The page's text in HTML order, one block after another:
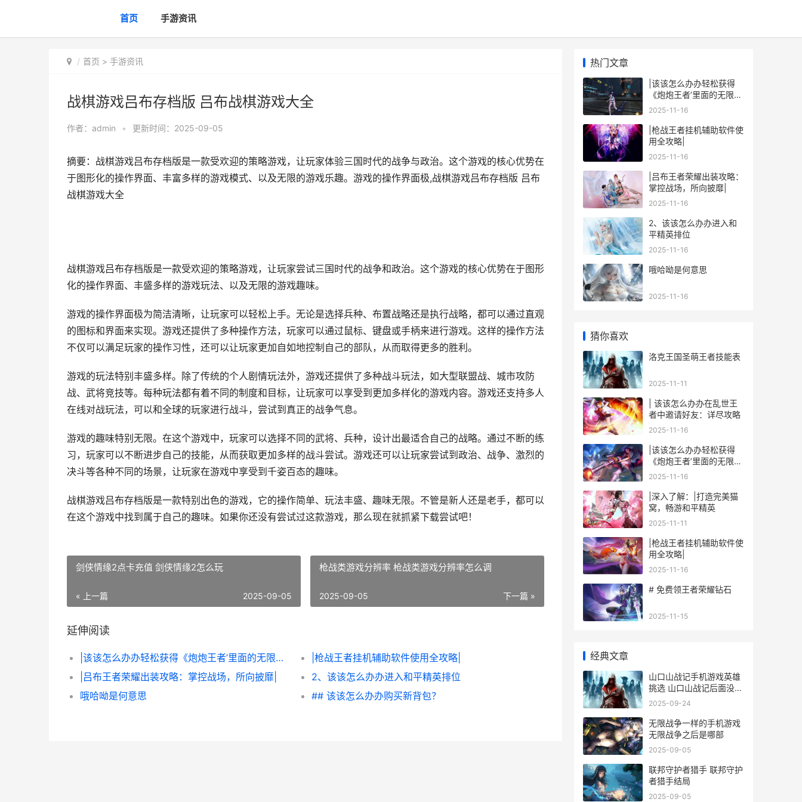
首页 手游资讯
首页 > 手游资讯
战棋游戏吕布存档版 吕布战棋游戏大全
作者： admin • 更新时间：2025-09-05
摘要：战棋游戏吕布存档版是一款受欢迎的策略游戏，让玩家体验三国时代的战争与政治。这个游戏的核心优势在
于图形化的操作界面、丰富多样的游戏模式、以及无限的游戏乐趣。游戏的操作界面极,战棋游戏吕布存档版 吕布
战棋游戏大全
战棋游戏吕布存档版是一款受欢迎的策略游戏，让玩家尝试三国时代的战争和政治。这个游戏的核心优势在于图形
化的操作界面、丰盛多样的游戏玩法、以及无限的游戏趣味。
游戏的操作界面极为简洁清晰，让玩家可以轻松上手。无论是选择兵种、布置战略还是执行战略，都可以通过直观
的图标和界面来实现。游戏还提供了多种操作方法，玩家可以通过鼠标、键盘或手柄来进行游戏。这样的操作方法
不仅可以满足玩家的操作习性，还可以让玩家更加自如地控制自己的部队，从而取得更多的胜利。
游戏的玩法特别丰盛多样。除了传统的个人剧情玩法外，游戏还提供了多种战斗玩法，如大型联盟战、城市攻防
战、武将竞技等。每种玩法都有着不同的制度和目标，让玩家可以享受到更加多样化的游戏内容。游戏还支持多人
在线对战玩法，可以和全球的玩家进行战斗，尝试到真正的战争气息。
游戏的趣味特别无限。在这个游戏中，玩家可以选择不同的武将、兵种，设计出最适合自己的战略。通过不断的练
习，玩家可以不断进步自己的技能，从而获取更加多样的战斗尝试。游戏还可以让玩家尝试到政治、战争、激烈的
决斗等各种不同的场景，让玩家在游戏中享受到千姿百态的趣味。
战棋游戏吕布存档版是一款特别出色的游戏，它的操作简单、玩法丰盛、趣味无限。不管是新人还是老手，都可以
在这个游戏中找到属于自己的趣味。如果你还没有尝试过这款游戏，那么现在就抓紧下载尝试吧！
剑侠情缘2点卡充值 剑侠情缘2怎么玩
« 上一篇 2025-09-05
枪战类游戏分辨率 枪战类游戏分辨率怎么调
下一篇 »
2025-09-05
延伸阅读
|该该怎么办办轻松获得《炮炮王者’里面的无限金币和星星|
|枪战王者挂机辅助软件使用全攻略|
|吕布王者荣耀出装攻略：掌控战场，所向披靡|
2、该该怎么办办进入和平精英排位
哦哈呦是何意思
## 该该怎么办办购买新背包？
热门文章
|该该怎么办办轻松获得
《炮炮王者’里面的无限金
币和星星|
2025-11-16
|枪战王者挂机辅助软件使
用全攻略|
2025-11-16
|吕布王者荣耀出装攻略：
掌控战场，所向披靡|
2025-11-16
2、该该怎么办办进入和
平精英排位
2025-11-16
哦哈呦是何意思
2025-11-16
猜你喜欢
洛克王国圣萌王者技能表
2025-11-11
| 该该怎么办办在乱世王
者中邀请好友：详尽攻略
2025-11-16
|该该怎么办办轻松获得
《炮炮王者’里面的无限金
币和星星|
2025-11-16
|深入了解：|打造完美猫
窝，畅游和平精英
2025-11-11
|枪战王者挂机辅助软件使
用全攻略|
2025-11-16
# 免费领王者荣耀钻石
2025-11-15
经典文章
山口山战记手机游戏英雄
挑选 山口山战记后面没了
吗
2025-09-24
无限战争一样的手机游戏
无限战争之后是哪部
2025-09-05
联邦守护者猎手 联邦守护
者猎手结局
2025-09-05